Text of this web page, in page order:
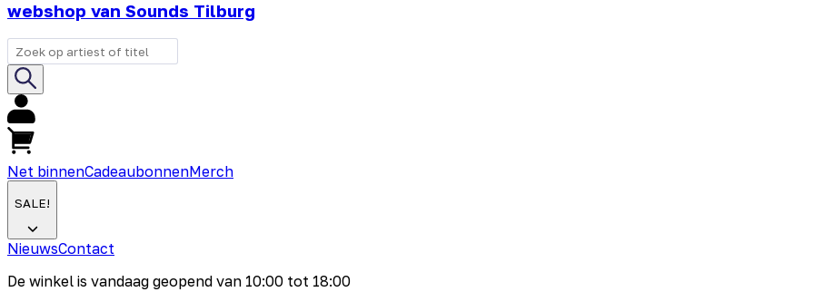
webshop van Sounds Tilburg
Net binnenCadeaubonnenMerch
SALE!
NieuwsContact
De winkel is vandaag geopend van 10:00 tot 18:00